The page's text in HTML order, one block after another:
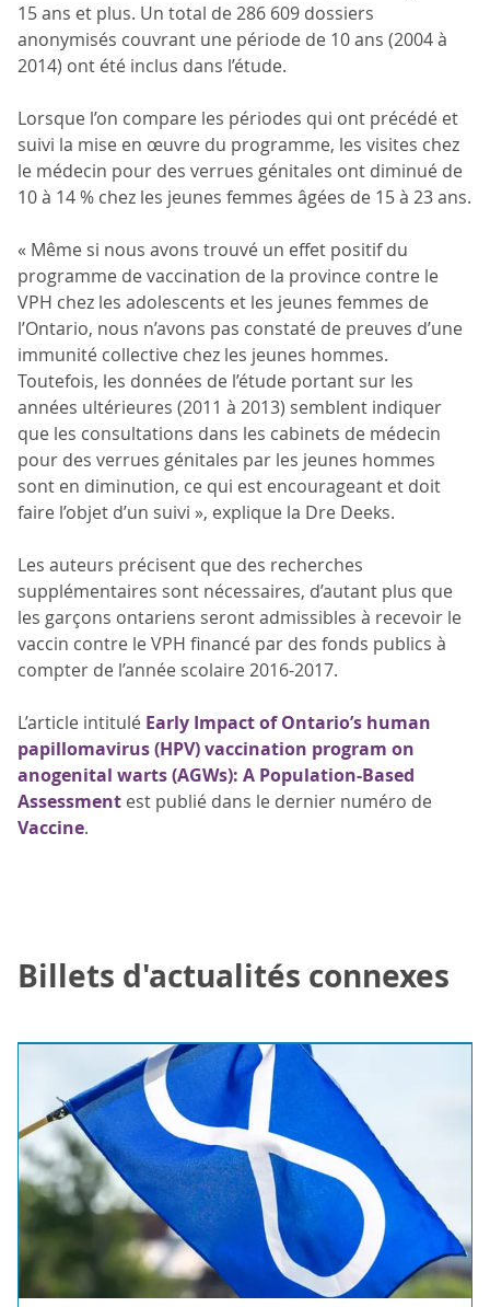
15 ans et plus. Un total de 286 609 dossiers
anonymisés couvrant une période de 10 ans (2004 à
2014) ont été inclus dans l’étude.
Lorsque l’on compare les périodes qui ont précédé et
suivi la mise en œuvre du programme, les visites chez
le médecin pour des verrues génitales ont diminué de
10 à 14 % chez les jeunes femmes âgées de 15 à 23 ans.
« Même si nous avons trouvé un effet positif du
programme de vaccination de la province contre le
VPH chez les adolescents et les jeunes femmes de
l’Ontario, nous n’avons pas constaté de preuves d’une
immunité collective chez les jeunes hommes.
Toutefois, les données de l’étude portant sur les
années ultérieures (2011 à 2013) semblent indiquer
que les consultations dans les cabinets de médecin
pour des verrues génitales par les jeunes hommes
sont en diminution, ce qui est encourageant et doit
faire l’objet d’un suivi », explique la Dre Deeks.
Les auteurs précisent que des recherches
supplémentaires sont nécessaires, d’autant plus que
les garçons ontariens seront admissibles à recevoir le
vaccin contre le VPH financé par des fonds publics à
compter de l’année scolaire 2016-2017.
L’article intitulé Early Impact of Ontario’s human
papillomavirus (HPV) vaccination program on
anogenital warts (AGWs): A Population-Based
Assessment est publié dans le dernier numéro de
Vaccine.
Billets d'actualités connexes